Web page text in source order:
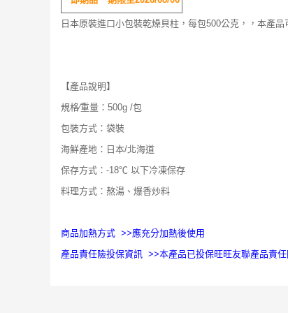
日本原裝進口小包裝乾燥貝柱，每包500公克，，本產
【產品說明】
規格∕重量：500g /包
包裝方式：袋裝
海鮮產地：日本/北海道
保存方式：-18℃ 以下冷凍保存
料理方式：熬湯、爆香炒料
商品加熱方式 >>應充分加熱後使用
產品責任險投保資訊 >>本產品已投保旺旺友聯產品責